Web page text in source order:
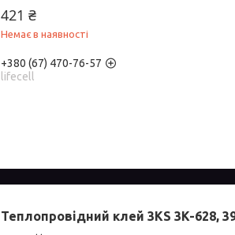
421 ₴
Немає в наявності
+380 (67) 470-76-57
lifecell
Теплопровідний клей 3KS 3K-628,